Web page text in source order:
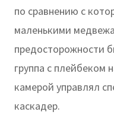
по сравнению с
маленькими
предосторожности
группа с плейбеком
камерой управлял
каскадер.